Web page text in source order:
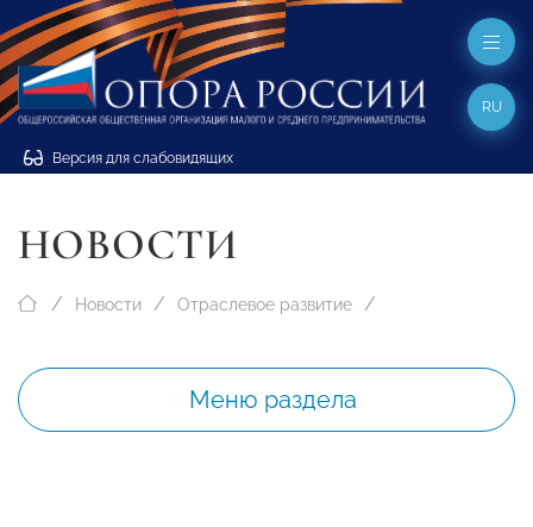
Версия для слабовидящих
RU
НОВОСТИ
Новости Отраслевое развитие
Меню раздела